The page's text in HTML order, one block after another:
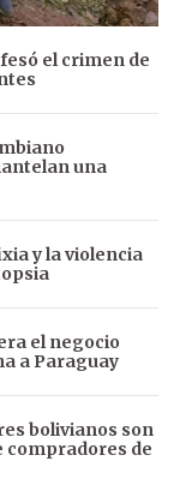
el crimen de
una
y la violencia
el negocio
a Paraguay
bolivianos son
compradores de